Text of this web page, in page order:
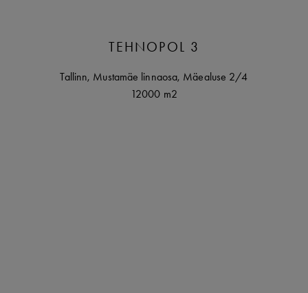
TEHNOPOL 3
Tallinn, Mustamäe linnaosa, Mäealuse 2/4
12000 m2